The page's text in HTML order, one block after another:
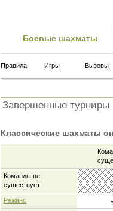
Боевые шахматы
Правила Игры Вызовы
Завершенные турниры
Классические шахматы
Команды не
существует
Режанс